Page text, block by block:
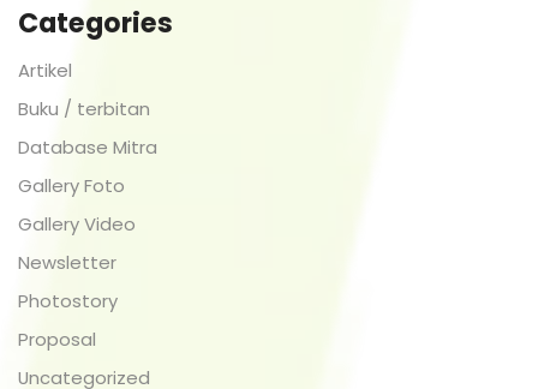
Categories
Artikel
Buku / terbitan
Database Mitra
Gallery Foto
Gallery Video
Newsletter
Photostory
Proposal
Uncategorized